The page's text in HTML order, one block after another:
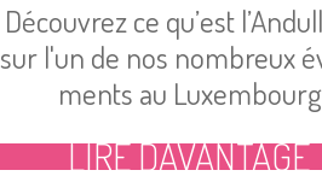
Décou­vrez ce qu’est
sur l'un de nos nom­breux
ments au
LIRE DAVAN­TAGE